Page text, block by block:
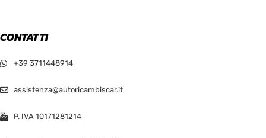
CONTATTI
+39 3711448914
assistenza@autoricambiscar.it
P. IVA 10171281214